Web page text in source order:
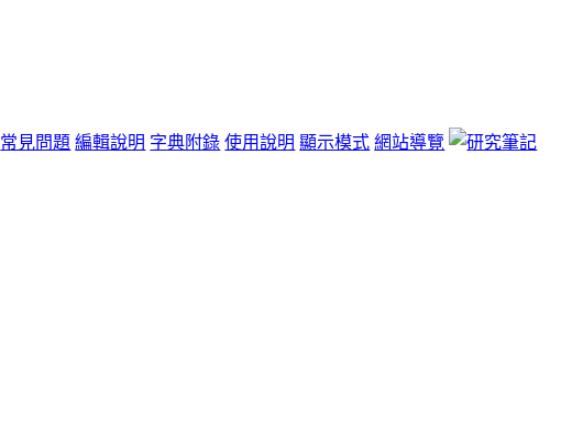
常見問題 編輯說明 字典附錄 使用說明 顯示模式 網站導覽